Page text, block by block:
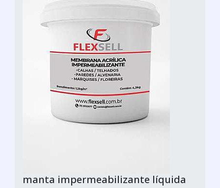
manta impermeabilizante líquida